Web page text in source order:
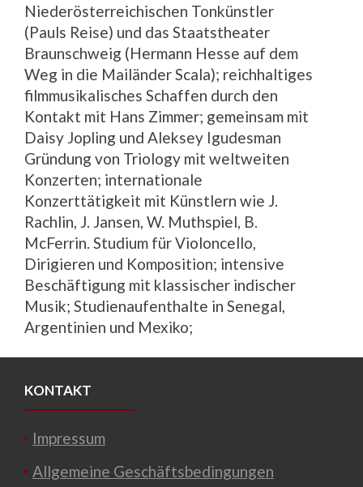
Niederösterreichischen Tonkünstler
(Pauls Reise) und das Staatstheater
Braunschweig (Hermann Hesse auf dem
Weg in die Mailänder Scala); reichhaltiges
filmmusikalisches Schaffen durch den
Kontakt mit Hans Zimmer; gemeinsam mit
Daisy Jopling und Aleksey Igudesman
Gründung von Triology mit weltweiten
Konzerten; internationale
Konzerttätigkeit mit Künstlern wie J.
Rachlin, J. Jansen, W. Muthspiel, B.
McFerrin. Studium für Violoncello,
Dirigieren und Komposition; intensive
Beschäftigung mit klassischer indischer
Musik; Studienaufenthalte in Senegal,
Argentinien und Mexiko;
KONTAKT
Impressum
Allgemeine Geschäftsbedingungen